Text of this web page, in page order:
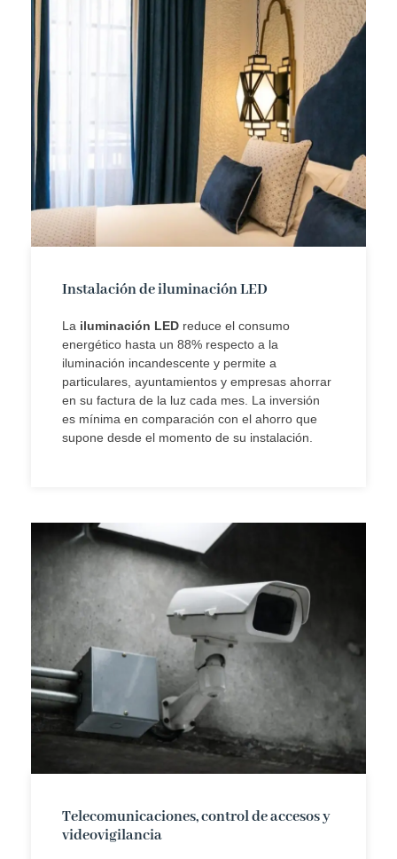
Instalación de iluminación LED
La iluminación LED reduce el consumo
energético hasta un 88% respecto a la
iluminación incandescente y permite a
particulares, ayuntamientos y empresas ahorrar
en su factura de la luz cada mes. La inversión
es mínima en comparación con el ahorro que
supone desde el momento de su instalación.
Telecomunicaciones, control de accesos y
videovigilancia